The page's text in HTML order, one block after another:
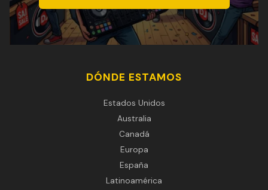
DÓNDE ESTAMOS
Estados Unidos
Australia
Canadá
Europa
España
Latinoamérica